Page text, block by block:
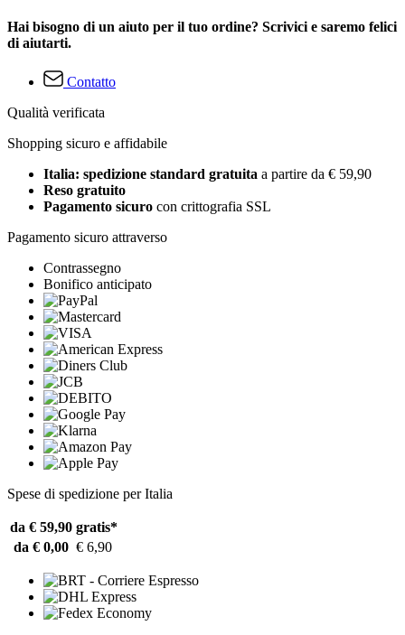
Hai bisogno di un aiuto per il tuo ordine? Scrivici e saremo felici
di aiutarti.
Contatto
Qualità verificata
Shopping sicuro e affidabile
Italia: spedizione standard gratuita a partire da € 59,90
Reso gratuito
Pagamento sicuro con crittografia SSL
Pagamento sicuro attraverso
Contrassegno
Bonifico anticipato
Spese di spedizione per Italia
da € 59,90 gratis*
da € 0,00 € 6,90